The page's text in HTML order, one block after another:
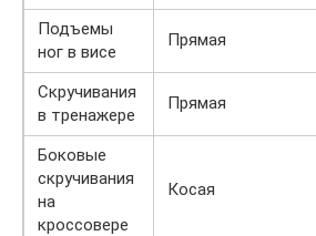
Подъемы
ног в висе
Прямая
Скручивания
в тренажере
Прямая
Боковые
скручивания
на
кроссовере
Косая